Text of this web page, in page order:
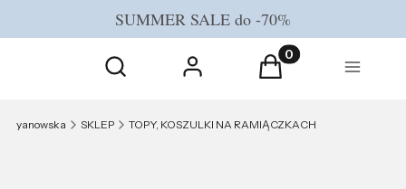
SUMMER SALE do -70%
Otwórz wyszukiwarkę
Szukaj Zaloguj się Produkty w
Koszyk Menu
yanowska SKLEP TOPY, KOSZULKI NA RAMIĄCZKACH